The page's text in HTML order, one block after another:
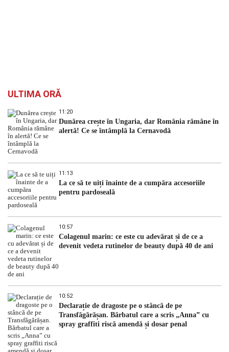
ULTIMA ORĂ
11:20
Dunărea crește în Ungaria, dar România rămâne în
alertă! Ce se întâmplă la Cernavodă
11:13
La ce să te uiți înainte de a cumpăra accesoriile
pentru pardoseală
10:57
Colagenul marin: ce este cu adevărat și de ce a
devenit vedeta rutinelor de beauty după 40 de ani
10:52
Declarație de dragoste pe o stâncă de pe
Transfăgărășan. Bărbatul care a scris „Anna” cu
spray graffiti riscă amendă și dosar penal